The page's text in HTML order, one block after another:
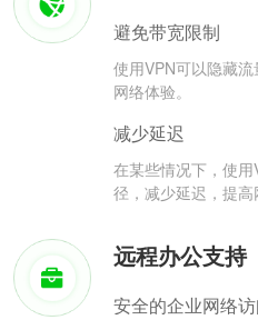
避免带宽限制
使用VPN可以隐藏
网络体验。
减少延迟
在某些情况下，使
径，减少延迟，提高
远程办公支持
安全的企业网络